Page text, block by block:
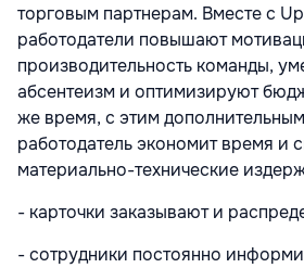
торговым партнерам. Вместе с
работодатели повышают
производительность команды,
абсентеизм и оптимизируют
же время, с этим
работодатель экономит время и
материально-технические
- карточки заказывают и
- сотрудники постоянно